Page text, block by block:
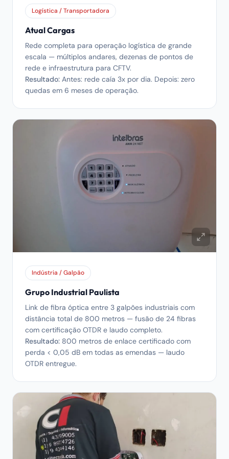
Logística / Transportadora
Atual Cargas
Rede completa para operação logística de grande
escala — múltiplos andares, dezenas de pontos de
rede e infraestrutura para CFTV.
Resultado: Antes: rede caía 3x por dia. Depois: zero
quedas em 6 meses de operação.
Indústria / Galpão
Grupo Industrial Paulista
Link de fibra óptica entre 3 galpões industriais com
distância total de 800 metros — fusão de 24 fibras
com certificação OTDR e laudo completo.
Resultado: 800 metros de enlace certificado com
perda < 0,05 dB em todas as emendas — laudo
OTDR entregue.